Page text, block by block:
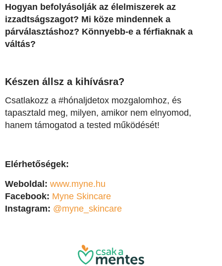
Hogyan befolyásolják az élelmiszerek az
izzadtságszagot? Mi köze mindennek a
párválasztáshoz? Könnyebb-e a férfiaknak a
váltás?
Készen állsz a kihívásra?
Csatlakozz a #hónaljdetox mozgalomhoz, és
tapasztald meg, milyen, amikor nem elnyomod,
hanem támogatod a tested működését!
Elérhetőségek:
Weboldal: www.myne.hu
Facebook: Myne Skincare
Instagram: @myne_skincare